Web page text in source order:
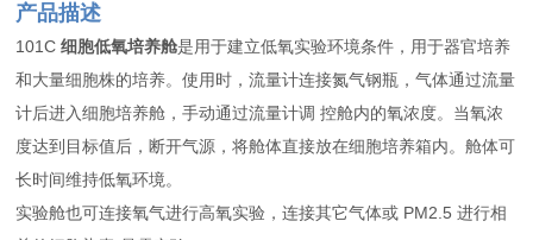
产品描述
101C细胞低氧培养舱是用于建立低氧实验环境条件，用于器官培养
和大量细胞株的培养。使用时，流量计连接氮气钢瓶，气体通过流量
计后进入细胞培养舱，手动通过流量计调 控舱内的氧浓度。当氧浓
度达到目标值后，断开气源，将舱体直接放在细胞培养箱内。舱体可
长时间维持低氧环境。
实验舱也可连接氧气进行高氧实验，连接其它气体或 PM2.5 进行相